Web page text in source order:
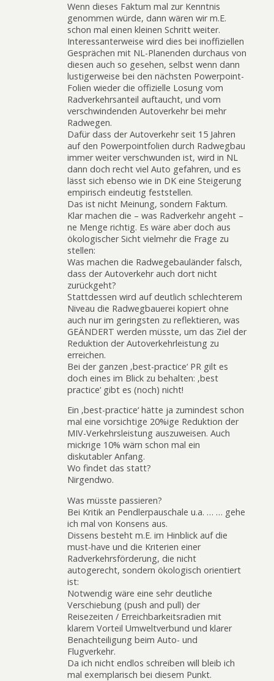
Wenn dieses Faktum mal zur Kenntnis
genommen würde, dann wären wir m.E.
schon mal einen kleinen Schritt weiter.
Interessanterweise wird dies bei inoffiziellen
Gesprächen mit NL-Planenden durchaus von
diesen auch so gesehen, selbst wenn dann
lustigerweise bei den nächsten Powerpoint-
Folien wieder die offizielle Losung vom
Radverkehrsanteil auftaucht, und vom
verschwindenden Autoverkehr bei mehr
Radwegen.
Dafür dass der Autoverkehr seit 15 Jahren
auf den Powerpointfolien durch Radwegbau
immer weiter verschwunden ist, wird in NL
dann doch recht viel Auto gefahren, und es
lässt sich ebenso wie in DK eine Steigerung
empirisch eindeutig feststellen.
Das ist nicht Meinung, sondern Faktum.
Klar machen die – was Radverkehr angeht –
ne Menge richtig. Es wäre aber doch aus
ökologischer Sicht vielmehr die Frage zu
stellen:
Was machen die Radwegebauländer falsch,
dass der Autoverkehr auch dort nicht
zurückgeht?
Stattdessen wird auf deutlich schlechterem
Niveau die Radwegbauerei kopiert ohne
auch nur im geringsten zu reflektieren, was
GEÄNDERT werden müsste, um das Ziel der
Reduktion der Autoverkehrleistung zu
erreichen.
Bei der ganzen ‚best-practice‘ PR gilt es
doch eines im Blick zu behalten: ‚best
practice‘ gibt es (noch) nicht!
Ein ‚best-practice‘ hätte ja zumindest schon
mal eine vorsichtige 20%ige Reduktion der
MIV-Verkehrsleistung auszuweisen. Auch
mickrige 10% wärn schon mal ein
diskutabler Anfang.
Wo findet das statt?
Nirgendwo.
Was müsste passieren?
Bei Kritik an Pendlerpauschale u.a. … … gehe
ich mal von Konsens aus.
Dissens besteht m.E. im Hinblick auf die
must-have und die Kriterien einer
Radverkehrsförderung, die nicht
autogerecht, sondern ökologisch orientiert
ist:
Notwendig wäre eine sehr deutliche
Verschiebung (push and pull) der
Reisezeiten / Erreichbarkeitsradien mit
klarem Vorteil Umweltverbund und klarer
Benachteiligung beim Auto- und
Flugverkehr.
Da ich nicht endlos schreiben will bleib ich
mal exemplarisch bei diesem Punkt.